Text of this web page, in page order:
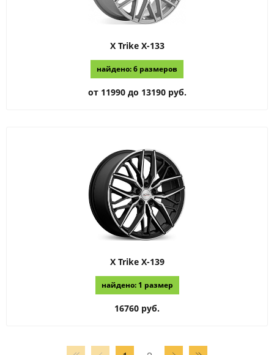
X Trike X-133
найдено: 6 размеров
от 11990 до 13190 руб.
X Trike X-139
найдено: 1 размер
16760 руб.